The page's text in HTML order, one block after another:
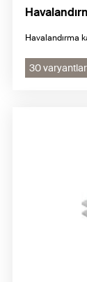
Havalandırma
30 varyantlar